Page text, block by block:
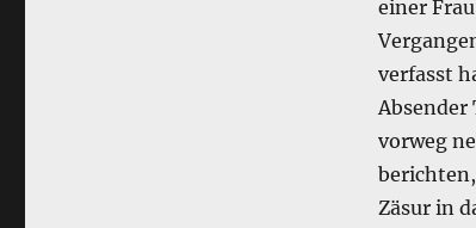
einer
verfasst
Absender
vorweg
Zäsur in